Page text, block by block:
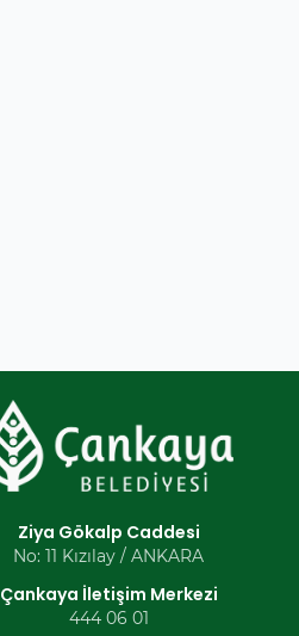
Ziya Gökalp Caddesi
No: 11 Kızılay / ANKARA
Çankaya İletişim Merkezi
444 06 01